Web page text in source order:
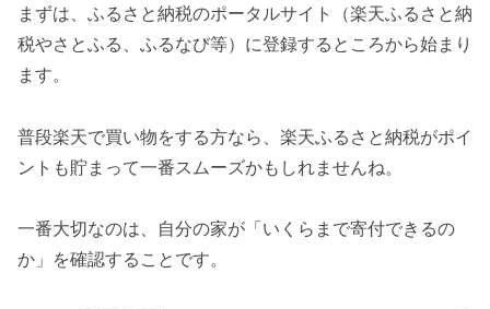
まずは、ふるさと納税のポータルサイト（楽天ふるさと納
税やさとふる、ふるなび等）に登録するところから始まり
ます。
普段楽天で買い物をする方なら、楽天ふるさと納税がポイ
ントも貯まって一番スムーズかもしれませんね。
一番大切なのは、自分の家が「いくらまで寄付できるの
か」を確認することです。